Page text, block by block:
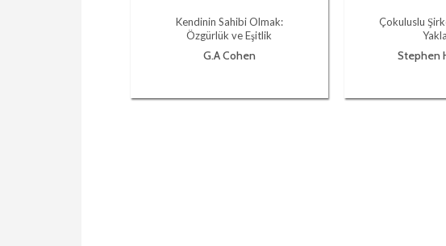
Kendinin Sahibi Olmak:
Özgürlük ve Eşitlik
G.A Cohen
Çokuluslu
Stephen